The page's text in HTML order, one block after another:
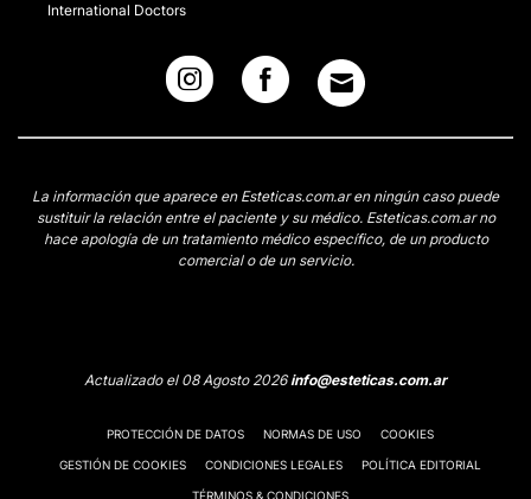
International Doctors
La información que aparece en Esteticas.com.ar en ningún caso puede
sustituir la relación entre el paciente y su médico. Esteticas.com.ar no
hace apología de un tratamiento médico específico, de un producto
comercial o de un servicio.
Actualizado el 08 Agosto 2026info@esteticas.com.ar
PROTECCIÓN DE DATOS NORMAS DE USO COOKIES
GESTIÓN DE COOKIES CONDICIONES LEGALES POLÍTICA EDITORIAL
TÉRMINOS & CONDICIONES